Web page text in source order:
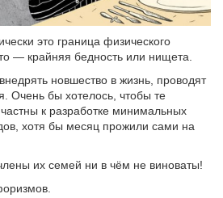
это граница физического
— крайняя бедность или нищета.
новшество в жизнь, проводят
Очень бы хотелось, чтобы те
к разработке минимальных
хотя бы месяц прожили сами на
их семей ни в чём не виноваты!